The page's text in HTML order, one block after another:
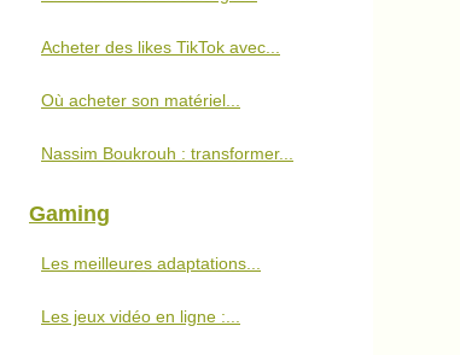
Acheter des likes TikTok avec...
Où acheter son matériel...
Nassim Boukrouh : transformer...
Gaming
Les meilleures adaptations...
Les jeux vidéo en ligne :...